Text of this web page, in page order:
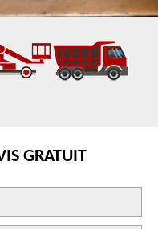
GRATUIT